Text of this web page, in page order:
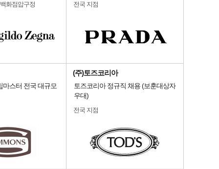
화점압구정 전국 지점
마스터 전국 대규모
(주)토즈코리아
토즈코리아 정규직 채용 (보훈대상자
우대)
전국 지점